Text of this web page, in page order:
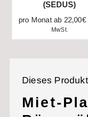
(SEDUS)
pro Monat ab 22,00€
MwSt.
Dieses
Miet-